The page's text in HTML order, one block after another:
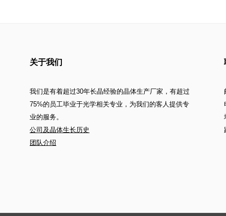
关于我们
我们是有着超过30年长晶经验的晶体生产厂家，有超过
75%的员工毕业于光学相关专业，为我们的客人提供专
业的服务。
公司及晶体生长历史
团队介绍